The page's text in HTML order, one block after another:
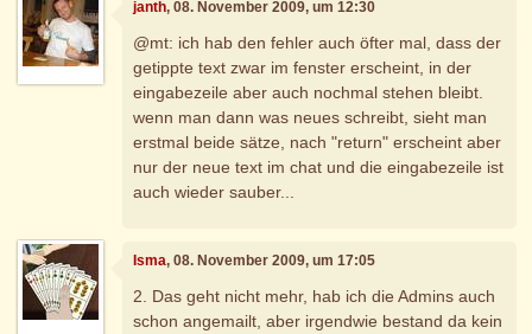
janth, 08. November 2009, um 12:30
@mt: ich hab den fehler auch öfter mal, dass der
getippte text zwar im fenster erscheint, in der
eingabezeile aber auch nochmal stehen bleibt.
wenn man dann was neues schreibt, sieht man
erstmal beide sätze, nach "return" erscheint aber
nur der neue text im chat und die eingabezeile ist
auch wieder sauber...
Isma, 08. November 2009, um 17:05
2. Das geht nicht mehr, hab ich die Admins auch
schon angemailt, aber irgendwie bestand da kein